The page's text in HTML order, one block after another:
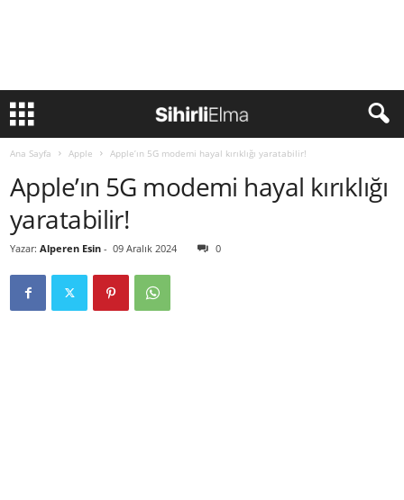
Ana Sayfa Apple Apple’ın 5G modemi hayal kırıklığı yaratabilir!
Apple’ın 5G modemi hayal kırıklığı
yaratabilir!
Yazar: Alperen Esin - 09 Aralık 2024 0